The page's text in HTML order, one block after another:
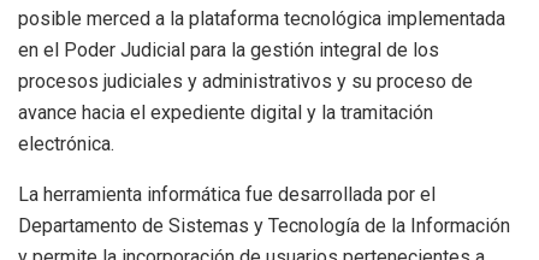
posible merced a la plataforma tecnológica implementada
en el Poder Judicial para la gestión integral de los
procesos judiciales y administrativos y su proceso de
avance hacia el expediente digital y la tramitación
electrónica.
La herramienta informática fue desarrollada por el
Departamento de Sistemas y Tecnología de la Información